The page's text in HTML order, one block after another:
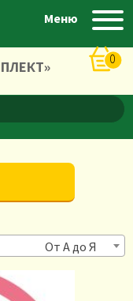
Меню
0
От А до Я